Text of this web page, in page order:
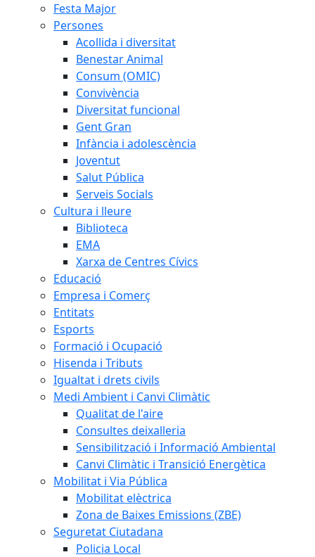
Festa Major
Persones
Acollida i diversitat
Benestar Animal
Consum (OMIC)
Convivència
Diversitat funcional
Gent Gran
Infància i adolescència
Joventut
Salut Pública
Serveis Socials
Cultura i lleure
Biblioteca
EMA
Xarxa de Centres Cívics
Educació
Empresa i Comerç
Entitats
Esports
Formació i Ocupació
Hisenda i Tributs
Igualtat i drets civils
Medi Ambient i Canvi Climàtic
Qualitat de l'aire
Consultes deixalleria
Sensibilització i Informació Ambiental
Canvi Climàtic i Transició Energètica
Mobilitat i Via Pública
Mobilitat elèctrica
Zona de Baixes Emissions (ZBE)
Seguretat Ciutadana
Policia Local